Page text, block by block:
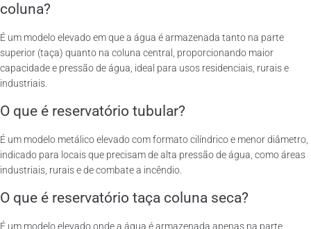
coluna?
É um modelo elevado em que a água é armazenada tanto na parte
superior (taça) quanto na coluna central, proporcionando maior
capacidade e pressão de água, ideal para usos residenciais, rurais e
industriais.
O que é reservatório tubular?
É um modelo metálico elevado com formato cilíndrico e menor diâmetro,
indicado para locais que precisam de alta pressão de água, como áreas
industriais, rurais e de combate a incêndio.
O que é reservatório taça coluna seca?
É um modelo elevado onde a água é armazenada apenas na parte